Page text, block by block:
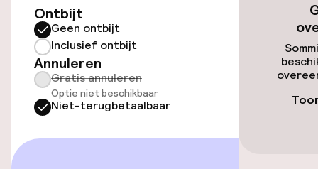
Openbaar parkeren
Oplaadpunt elektrische auto op
locatie
Luchthavenshuttle
Ontbijt
Geen ontbijt
Inclusief ontbijt
Annuleren
Gratis annuleren
Optie niet beschikbaar
Niet-terugbetaalbaar